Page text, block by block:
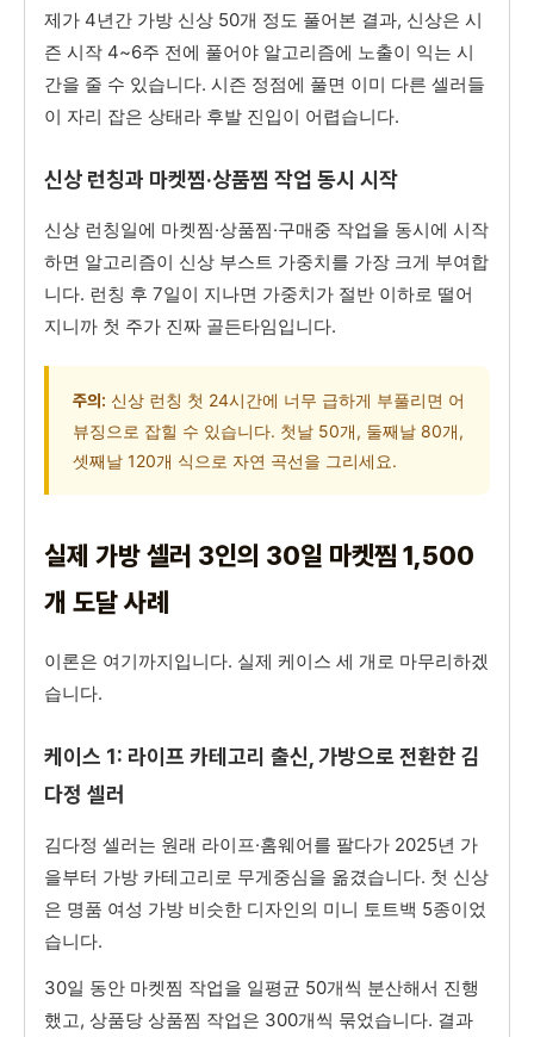
제가 4년간 가방 신상 50개 정도 풀어본 결과, 신상은 시
즌 시작 4~6주 전에 풀어야 알고리즘에 노출이 익는 시
간을 줄 수 있습니다. 시즌 정점에 풀면 이미 다른 셀러들
이 자리 잡은 상태라 후발 진입이 어렵습니다.
신상 런칭과 마켓찜·상품찜 작업 동시 시작
신상 런칭일에 마켓찜·상품찜·구매중 작업을 동시에 시작
하면 알고리즘이 신상 부스트 가중치를 가장 크게 부여합
니다. 런칭 후 7일이 지나면 가중치가 절반 이하로 떨어
지니까 첫 주가 진짜 골든타임입니다.
주의: 신상 런칭 첫 24시간에 너무 급하게 부풀리면 어
뷰징으로 잡힐 수 있습니다. 첫날 50개, 둘째날 80개,
셋째날 120개 식으로 자연 곡선을 그리세요.
실제 가방 셀러 3인의 30일 마켓찜 1,500
개 도달 사례
이론은 여기까지입니다. 실제 케이스 세 개로 마무리하겠
습니다.
케이스 1: 라이프 카테고리 출신, 가방으로 전환한 김
다정 셀러
김다정 셀러는 원래 라이프·홈웨어를 팔다가 2025년 가
을부터 가방 카테고리로 무게중심을 옮겼습니다. 첫 신상
은 명품 여성 가방 비슷한 디자인의 미니 토트백 5종이었
습니다.
30일 동안 마켓찜 작업을 일평균 50개씩 분산해서 진행
했고, 상품당 상품찜 작업은 300개씩 묶었습니다. 결과